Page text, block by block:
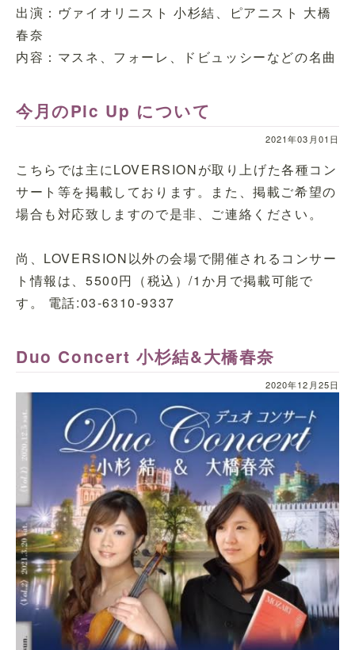
出演：ヴァイオリニスト 小杉結、ピアニスト 大橋
春奈
内容：マスネ、フォーレ、ドビュッシーなどの名曲
今月のPic Up について
2021年03月01日
こちらでは主にLOVERSIONが取り上げた各種コン
サート等を掲載しております。また、掲載ご希望の
場合も対応致しますので是非、ご連絡ください。
尚、LOVERSION以外の会場で開催されるコンサー
ト情報は、5500円（税込）/1か月で掲載可能で
す。 電話:03-6310-9337
Duo Concert 小杉結&大橋春奈
2020年12月25日